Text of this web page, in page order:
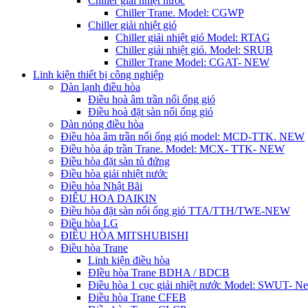
Chiller Trane. Model: CGWP
Chiller giải nhiệt gió
Chiller giải nhiệt gió Model: RTAG
Chiller giải nhiệt gió. Model: SRUB
Chiller Trane Model: CGAT- NEW
Linh kiện thiết bị công nghiệp
Dàn lạnh điều hòa
Điều hoà âm trần nối ống gió
Điều hoà đặt sàn nối ống gió
Dàn nóng điều hòa
Điều hòa âm trần nối ống gió model: MCD-TTK. NEW
Điều hòa áp trần Trane. Model: MCX- TTK- NEW
Điều hòa đặt sàn tủ đứng
Điều hòa giải nhiệt nước
Điều hòa Nhật Bãi
ĐIÊU HOA DAIKIN
Điều hòa đặt sàn nối ống gió TTA/TTH/TWE-NEW
Điều hòa LG
ĐIỀU HÒA MITSHUBISHI
Điều hòa Trane
Linh kiện điều hòa
ĐIều hòa Trane BDHA / BDCB
Điều hòa 1 cục giải nhiệt nước Model: SWUT-
Điều hòa Trane CFEB